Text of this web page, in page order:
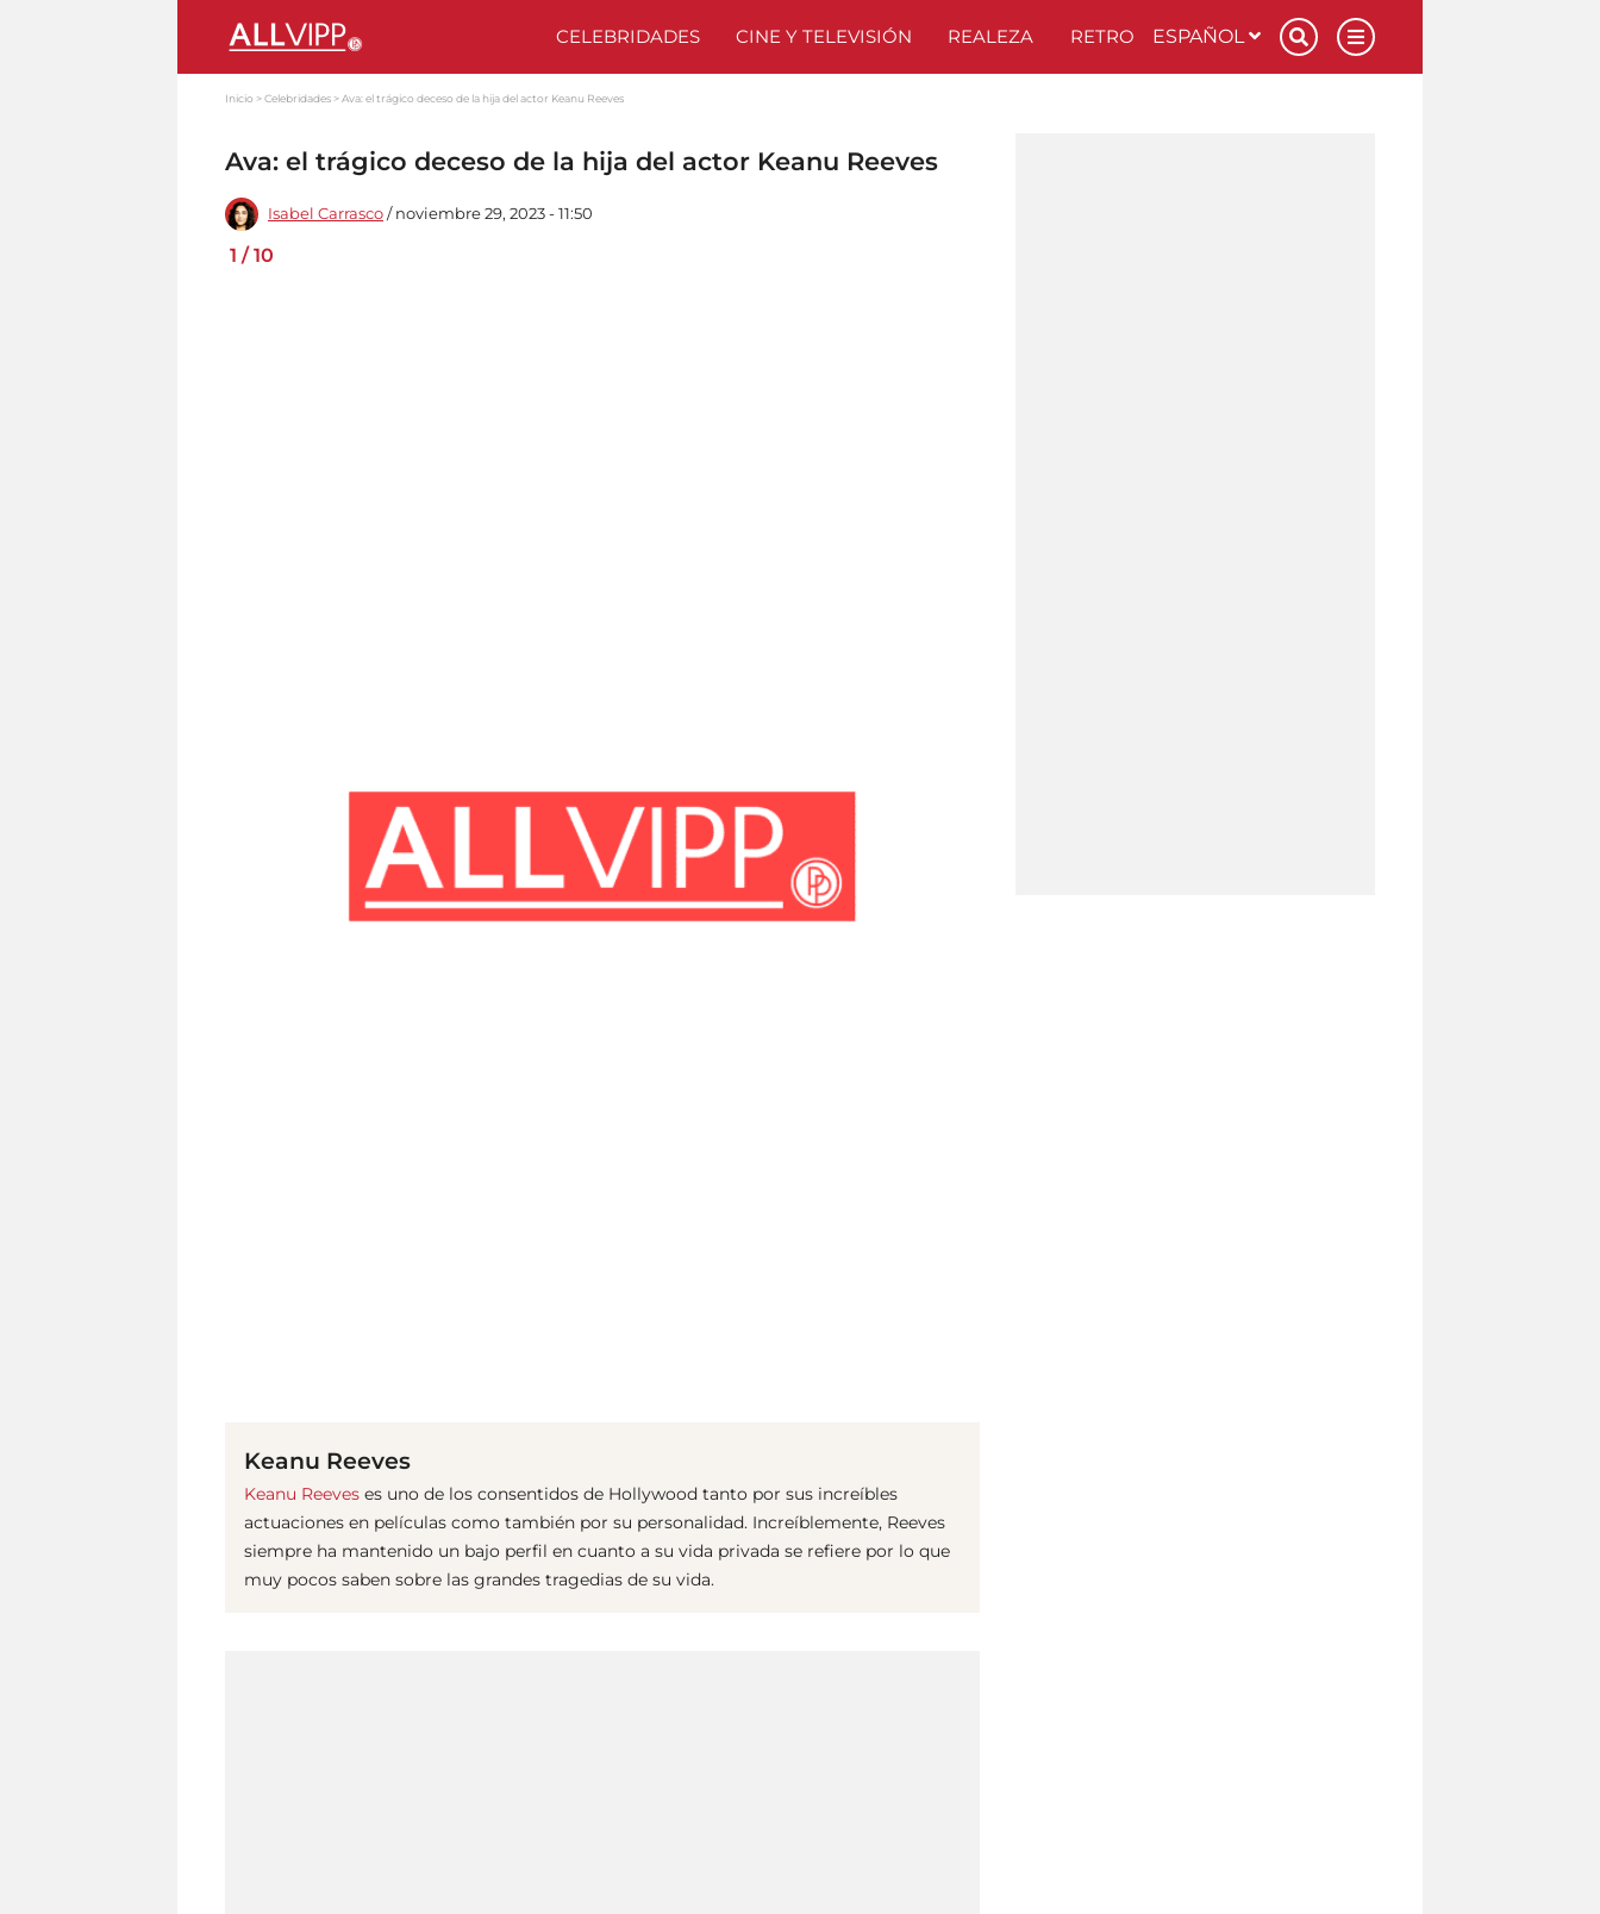
CELEBRIDADES CINE Y TELEVISIÓN REALEZA RETRO ESPAÑOL
Inicio Celebridades Ava: el trágico deceso de la hija del actor Keanu Reeves
Ava: el trágico deceso de la hija del actor Keanu Reeves
Isabel Carrasco / noviembre 29, 2023 - 11:50
1 /10
Keanu Reeves
Keanu Reeves es uno de los consentidos de Hollywood tanto por sus increíbles
actuaciones en películas como también por su personalidad. Increíblemente, Reeves
siempre ha mantenido un bajo perfil en cuanto a su vida privada se refiere por lo que
muy pocos saben sobre las grandes tragedias de su vida.